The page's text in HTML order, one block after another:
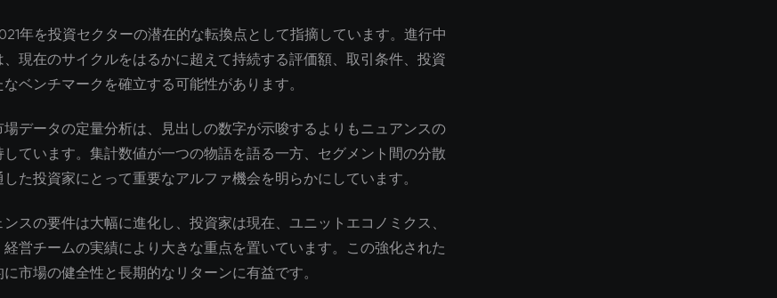
年を投資セクターの潜在的な転換点として指摘しています。進行中
現在のサイクルをはるかに超えて持続する評価額、取引条件、投資
ベンチマークを確立する可能性があります。
データの定量分析は、見出しの数字が示唆するよりもニュアンスの
しています。集計数値が一つの物語を語る一方、セグメント間の分散
た投資家にとって重要なアルファ機会を明らかにしています。
スの要件は大幅に進化し、投資家は現在、ユニットエコノミクス、
営チームの実績により大きな重点を置いています。この強化された
市場の健全性と長期的なリターンに有益です。